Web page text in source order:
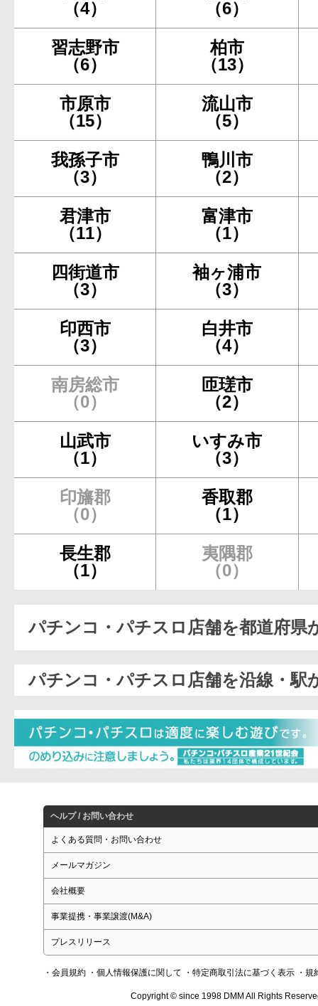
（4）
（6）
習志野市
（6）
柏市
（13）
市原市
（15）
流山市
（5）
我孫子市
（3）
鴨川市
（2）
君津市
（11）
富津市
（1）
四街道市
（3）
袖ヶ浦市
（3）
印西市
（3）
白井市
（4）
南房総市
（0）
匝瑳市
（2）
山武市
（1）
いすみ市
（3）
印旛郡
（0）
香取郡
（1）
長生郡
（1）
夷隅郡
（0）
パチンコ・パチスロ店舗を都道府県
パチンコ・パチスロ店舗を沿線・駅
ヘルプ / お問い合わせ
よくある質問・お問い合わせ
メールマガジン
会社概要
事業提携・事業譲渡(M&A)
プレスリリース
・会員規約 ・個人情報保護に関して ・特定商取引法に基づく表示 ・規
Copyright © since 1998 DMM All Rights